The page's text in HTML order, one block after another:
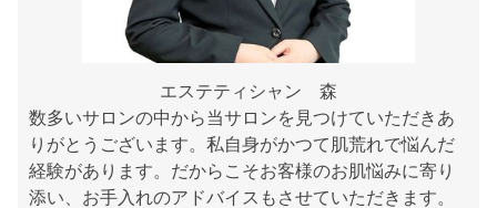
エステティシャン 森
数多いサロンの中から当サロンを見つけていただきあ
りがとうございます。私自身がかつて肌荒れで悩んだ
経験があります。だからこそお客様のお肌悩みに寄り
添い、お手入れのアドバイスもさせていただきます。